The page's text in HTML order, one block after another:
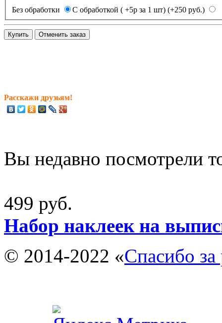
Без обработки
С обработкой ( +5р за 1 шт) (+250 руб.)
Расскажи друзьям!
Вы недавно посмотрели
499 руб.
Набор наклеек на
© 2014-2022 «Спасибо за